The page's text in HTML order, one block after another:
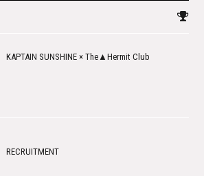
KAPTAIN SUNSHINE × The▲Hermit Club
RECRUITMENT